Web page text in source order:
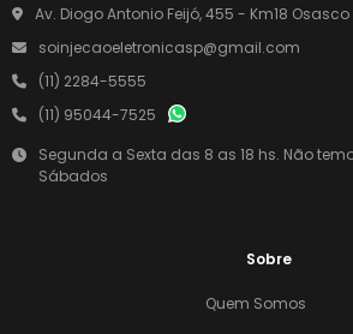
Av. Diogo Antonio Feijó, 455 - Km18
soinjecaoeletronicasp@gmail.com
(11) 2284-5555
(11) 95044-7525
Segunda a Sexta das 8 as 18 hs. Não
Sábados
Sobre
Quem Somos